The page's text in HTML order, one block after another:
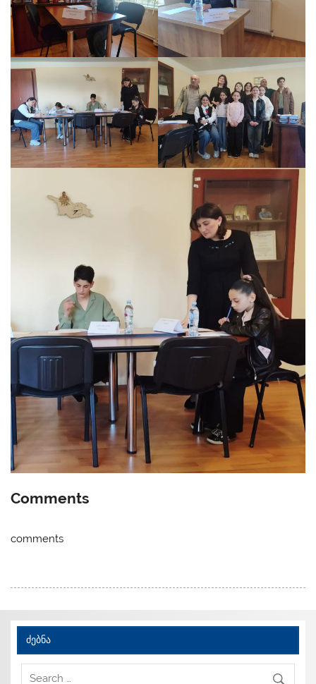
Comments
comments
ძებნა